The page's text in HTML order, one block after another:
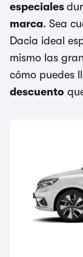
especiales
marca. Sea
Dacia ideal
mismo las
cómo puedes
descuento